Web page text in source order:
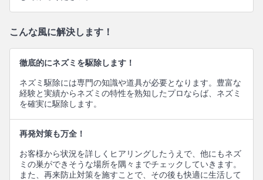
こんな風に解決します！
徹底的にネズミを駆除します！
ネズミ駆除には専門の知識や道具が必要となります。豊富な
経験と実績からネズミの特性を熟知したプロならば、ネズミ
を確実に駆除します。
再発対策も万全！
お客様から状況を詳しくヒアリングしたうえで、他にもネズ
ミの巣ができそうな場所を隅々までチェックしていきます。
また、再来防止対策を施すことで、その後も快適に生活して